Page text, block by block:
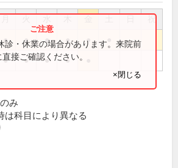
祝
● ● ● ● ●
● ● ● ●
診・休業の場合があります。来院前
接ご確認ください。
×閉じる
み
は科目により異なる